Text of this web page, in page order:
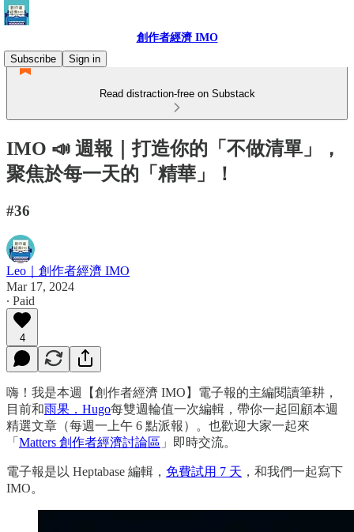
創作者經濟 IMO
Subscribe
Sign in
Read distraction-free on Substack
IMO 📣 週報｜打造你的「不做清單」，
聚焦於每一天的「精華」！
#36
Leo｜創作者經濟 IMO
Mar 17, 2024
∙ Paid
4
嗨！我是本週【創作者經濟 IMO】電子報的主編閱讀筆耕，
目前和雨果．Hugo每雙週輪值一次編輯，帶你一起回顧本週
精選文章（每週一上午 6 點派報）。也歡迎大家一起來
「 Matters 創作者經濟討論區 」即時交流。
電子報是以 Heptabase 編輯， 免費試用 7 天 ，和我們一起寫下
IMO。